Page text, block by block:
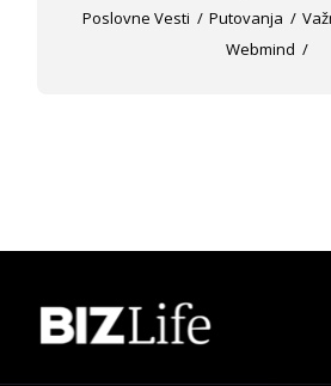
Poslovne Vesti
Putovanja
Webmind